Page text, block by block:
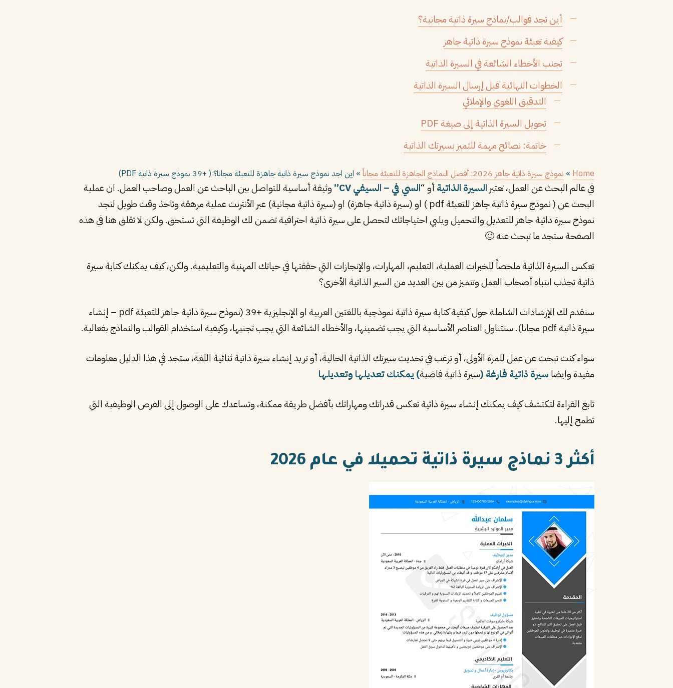
أين تجد قوالب/نماذج سيرة ذاتية مجانية؟
كيفية تعبئة نموذج سيرة ذاتية جاهز
تجنب الأخطاء الشائعة في السيرة الذاتية
الخطوات النهائية قبل إرسال السيرة الذاتية
التدقيق اللغوي والإملائي
تحويل السيرة الذاتية إلى صيغة PDF
خاتمة: نصائح مهمة للتميز بسيرتك الذاتية
Home
» نموذج سيرة ذاتية جاهز 2026: أفضل النماذج الجاهزة للتعبئة مجاناً » اين اجد نموذج سيرة ذاتية جاهزة للتعبئة مجانا؟ ( +39 نموذج سيرة ذاتية PDF)
في عالم البحث عن العمل، تعتبر السيرة الذاتية أو “السي في – السيفي CV”
وثيقة أساسية للتواصل بين الباحث عن العمل وصاحب العمل. ان عملية
البحث عن ( نموذج سيرة ذاتية جاهز للتعبئة pdf ) او (سيرة ذاتية جاهزة) او (سيرة ذاتية مجانية) عبر الأنترنت عملية مرهقة وتاخذ وقت طويل لتجد
نموذج سيرة ذاتية جاهز للتعديل والتحميل ويلبي احتياجاتك لتحصل على سيرة ذاتية احترافية تضمن لك الوظيفة التي تستحق. ولكن لا تقلق هنا في هذه
الصفحة ستجد ما تبحث عنه 🙂
تعكس السيرة الذاتية ملخصاً للخبرات العملية، التعليم، المهارات، والإنجازات التي حققتها في حياتك المهنية والتعليمية. ولكن، كيف يمكنك كتابة سيرة
ذاتية تجذب انتباه أصحاب العمل وتتميز من بين العديد من السير الذاتية الأخرى؟
سنقدم لك الإرشادات الشاملة حول كيفية كتابة سيرة ذاتية نموذجية باللغتين العربية او الإنجليزية +39 (نموذج سيرة ذاتية جاهز للتعبئة pdf – إنشاء
سيرة ذاتية pdf مجانا). سنتناول العناصر الأساسية التي يجب تضمينها، والأخطاء الشائعة التي يجب تجنبها، وكيفية استخدام القوالب والنماذج بفعالية.
سواء كنت تبحث عن عمل للمرة الأولى، أو ترغب في تحديث سيرتك الذاتية الحالية، أو تريد إنشاء سيرة ذاتية ثنائية اللغة، ستجد في هذا الدليل معلومات
مفيدة وايضا سيرة ذاتية فارغة (سيرة ذاتية فاضية) يمكنك تعديلها وتعديلها
تابع القراءة لتكتشف كيف يمكنك إنشاء سيرة ذاتية تعكس قدراتك ومهاراتك بأفضل طريقة ممكنة، وتساعدك على الوصول إلى الفرص الوظيفية التي
تطمح إليها.
أكثر 3 نماذج سيرة ذاتية تحميلا في عام 2026